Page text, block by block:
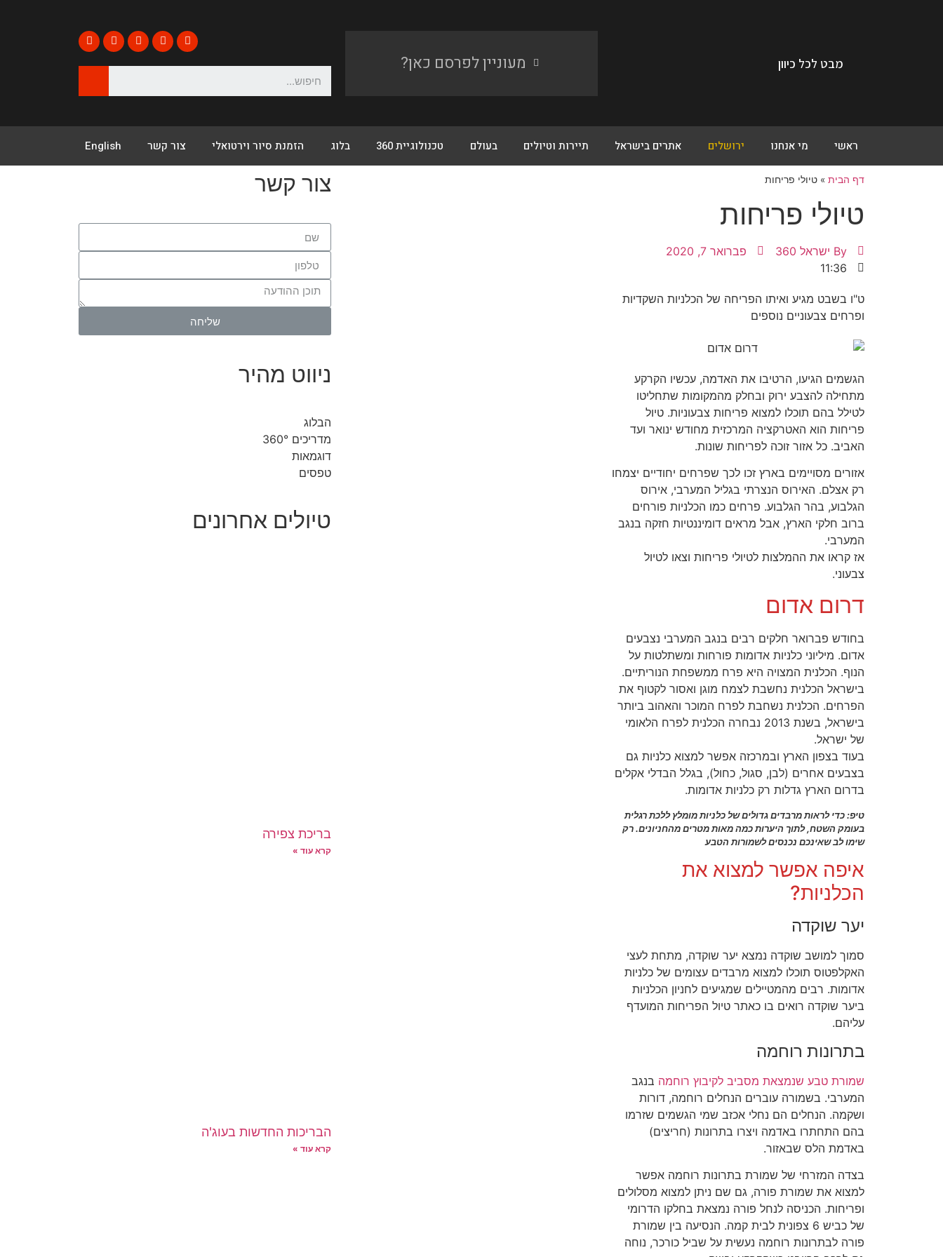
מבט לכל כיוון מעוניין לפרסם כאן?
ראשי מי אנחנו ירושלים אתרים בישראל תיירות וטיולים בעולם טכנולוגיית 360 בלוג הזמנת סיור וירטואלי צור קשר English
דף הבית » טיולי פריחות
טיולי פריחות
By ישראל 360
פברואר 7, 2020
11:36
ט"ו בשבט מגיע ואיתו הפריחה של הכלניות השקדיות
ופרחים צבעוניים נוספים
הגשמים הגיעו, הרטיבו את האדמה, עכשיו הקרקע
מתחילה להצבע ירוק ובחלק מהמקומות שתחליטו
לטילל בהם תוכלו למצוא פריחות צבעוניות. טיול
פריחות הוא האטרקציה המרכזית מחודש ינואר ועד
האביב. כל אזור זוכה לפריחות שונות.
אזורים מסויימים בארץ זכו לכך שפרחים יחודיים יצמחו
רק אצלם. האירוס הנצרתי בגליל המערבי, אירוס
הגלבוע, בהר הגלבוע. פרחים כמו הכלניות פורחים
ברוב חלקי הארץ, אבל מראים דומיננטיות חזקה בנגב
המערבי.
אז קראו את ההמלצות לטיולי פריחות וצאו לטיול
צבעוני.
דרום אדום
בחודש פברואר חלקים רבים בנגב המערבי נצבעים
אדום. מיליוני כלניות אדומות פורחות ומשתלטות על
הנוף. הכלנית המצויה היא פרח ממשפחת הנוריתיים.
בישראל הכלנית נחשבת לצמח מוגן ואסור לקטוף את
הפרחים. הכלנית נשחבת לפרח המוכר והאהוב ביותר
בישראל, בשנת 2013 נבחרה הכלנית לפרח הלאומי
של ישראל.
בעוד בצפון הארץ ובמרכזה אפשר למצוא כלניות גם
בצבעים אחרים (לבן, סגול, כחול), בגלל הבדלי אקלים
בדרום הארץ גדלות רק כלניות אדומות.
טיפ: כדי לראות מרבדים גדולים של כלניות מומלץ ללכת רגלית
בעומק השטח, לתוך היערות כמה מאות מטרים מהחניונים. רק
שימו לב שאינכם נכנסים לשמורות הטבע
איפה אפשר למצוא את
הכלניות?
יער שוקדה
סמוך למושב שוקדה נמצא יער שוקדה, מתחת לעצי
האקלפטוס תוכלו למצוא מרבדים עצומים של כלניות
אדומות. רבים מהמטיילים שמגיעים לחניון הכלניות
ביער שוקדה רואים בו כאתר טיול הפריחות המועדף
עליהם.
בתרונות רוחמה
שמורת טבע שנמצאת מסביב לקיבוץ רוחמה בנגב
המערבי. בשמורה עוברים הנחלים רוחמה, דורות
ושקמה. הנחלים הם נחלי אכזב שמי הגשמים שזרמו
בהם התחתרו באדמה ויצרו בתרונות (חריצים)
באדמת הלס שבאזור.
בצדה המזרחי של שמורת בתרונות רוחמה אפשר
למצוא את שמורת פורה, גם שם ניתן למצוא מסלולים
ופריחות. הכניסה לנחל פורה נמצאת בחלקו הדרומי
של כביש 6 צפונית לבית קמה. הנסיעה בין שמורת
פורה לבתרונות רוחמה נעשית על שביל כורכר, נוחה
צור קשר
שליחה
ניווט מהיר
הבלוג
מדריכים 360°
דוגמאות
טפסים
טיולים אחרונים
בריכת צפירה
קרא עוד »
הבריכות החדשות בעוג'ה
קרא עוד »